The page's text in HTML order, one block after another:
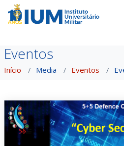
Eventos
Início Media Eventos